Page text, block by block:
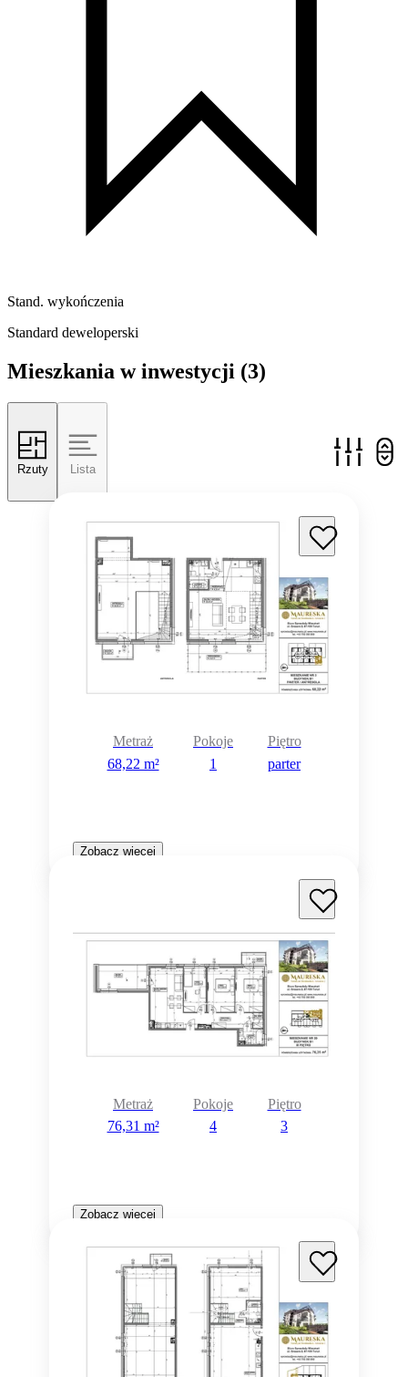
Stand. wykończenia
Standard deweloperski
Mieszkania w inwestycji (3)
Rzuty Lista
Metraż
68,22 m²
Pokoje
1
Piętro
parter
Zobacz więcej
Metraż
76,31 m²
Pokoje
4
Piętro
3
Zobacz więcej